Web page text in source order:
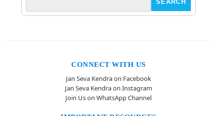
CONNECT WITH US
Jan Seva Kendra on Facebook
Jan Seva Kendra on Instagram
Join Us on WhatsApp Channel